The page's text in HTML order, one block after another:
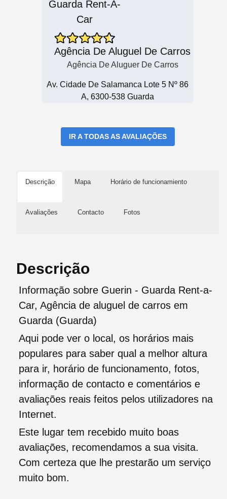
Agência De Aluguel De Carros
Agência De Aluguer De Carros
Av. Cidade De Salamanca Lote 5 Nº 86
A, 6300-538 Guarda
IR A TODAS AS AVALIAÇÕES
Descrição Mapa Horário de funcionamiento
Avaliações Contacto Fotos
Descrição
Informação sobre Guerin - Guarda Rent-a-
Car, Agência de aluguel de carros em
Guarda (Guarda)
Aqui pode ver o local, os horários mais
populares para saber qual a melhor altura
para ir, horário de funcionamento, fotos,
informação de contacto e comentários e
avaliações reais feitos pelos utilizadores na
Internet.
Este lugar tem recebido muito boas
avaliações, recomendamos a sua visita.
Com certeza que lhe prestarão um serviço
muito bom.